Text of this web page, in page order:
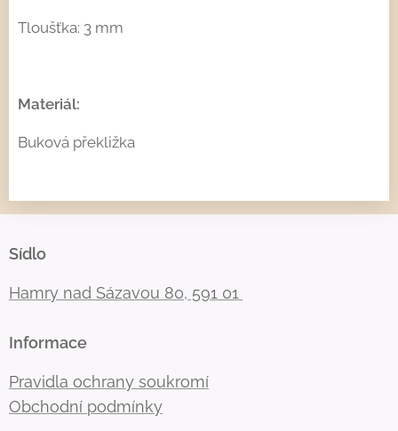
Tloušťka: 3 mm
Materiál:
Buková překližka
Sídlo
Hamry nad Sázavou 80, 591 01
Informace
Pravidla ochrany soukromí
Obchodní podmínky